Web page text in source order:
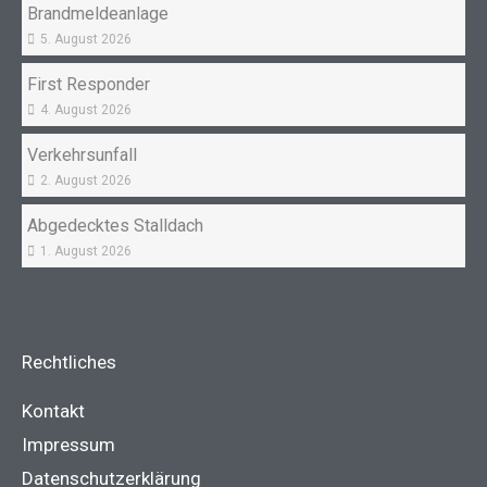
Brandmeldeanlage
5. August 2026
First Responder
4. August 2026
Verkehrsunfall
2. August 2026
Abgedecktes Stalldach
1. August 2026
Rechtliches
Kontakt
Impressum
Datenschutzerklärung